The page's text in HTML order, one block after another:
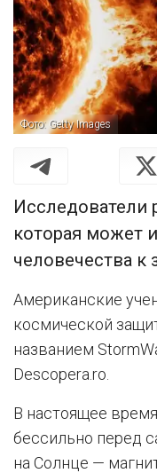
Фото: Getty Images
Исследователи
которая может
человечества к
Американские
космической
названием
Descopera.ro.
В настоящее
бессильно
на Солнце —